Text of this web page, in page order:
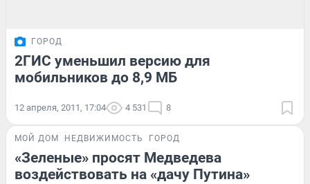
ГОРОД
2ГИС уменьшил версию для
мобильников до 8,9 МБ
12 апреля, 2011, 17:04 4 531 8
МОЙ ДОМ НЕДВИЖИМОСТЬ ГОРОД
«Зеленые» просят Медведева
воздействовать на «дачу Путина»